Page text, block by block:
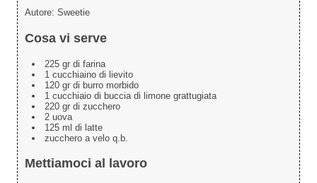
Autore: Sweetie
Cosa vi serve
225 gr di farina
1 cucchiaino di lievito
120 gr di burro morbido
1 cucchiaio di buccia di limone grattugiata
220 gr di zucchero
2 uova
125 ml di latte
zucchero a velo q.b.
Mettiamoci al lavoro